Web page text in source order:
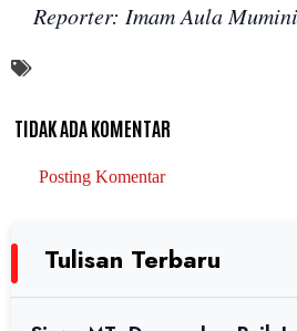
Reporter: Imam Aula
TIDAK ADA KOMENTAR
Posting Komentar
Tulisan Terbaru